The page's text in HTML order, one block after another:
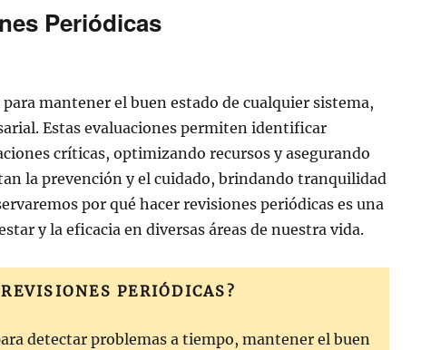
Periódicas
mantener el buen estado de cualquier sistema,
Estas evaluaciones permiten identificar
críticas, optimizando recursos y asegurando
la prevención y el cuidado, brindando tranquilidad
por qué hacer revisiones periódicas es una
y la eficacia en diversas áreas de nuestra vida.
PERIÓDICAS?
detectar problemas a tiempo, mantener el buen